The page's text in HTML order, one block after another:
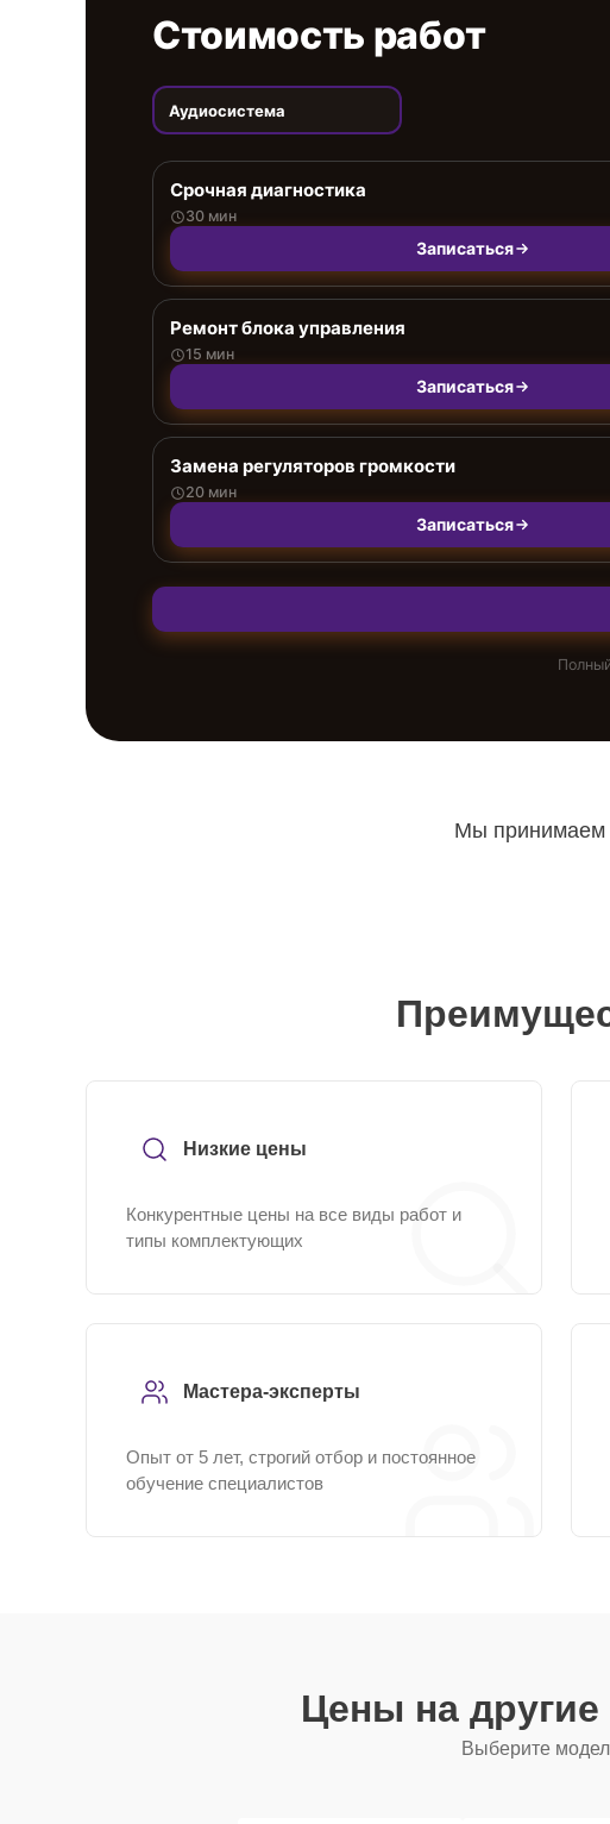
Стоимость работ
Аудиосистема
Срочная диагностика
30 мин
Записаться
Ремонт блока управления
15 мин
Записаться
Замена регуляторов громкости
20 мин
Записаться
Мы принимаем
Низкие цены
Конкурентные цены на все виды работ и
типы комплектующих
Мастера-эксперты
Опыт от 5 лет, строгий отбор и постоянное
обучение специалистов
Цены на
Выберите